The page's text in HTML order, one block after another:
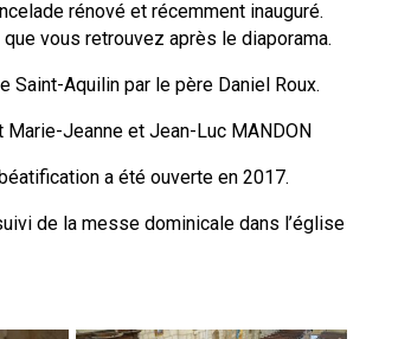
rénové et récemment inauguré.
vous retrouvez après le diaporama.
Saint-Aquilin par le père Daniel Roux.
Jeanne et Jean-Luc MANDON
a été ouverte en 2017.
de la messe dominicale dans l’église